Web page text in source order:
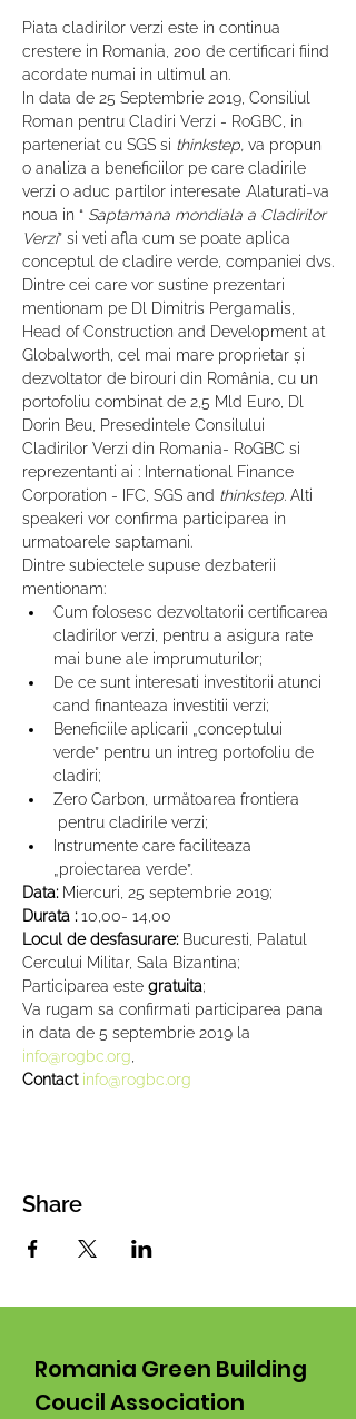
Piata cladirilor verzi este in continua
crestere in Romania, 200 de certificari fiind
acordate numai in ultimul an.
In data de 25 Septembrie 2019, Consiliul
Roman pentru Cladiri Verzi - RoGBC, in
parteneriat cu SGS si thinkstep, va propun
o analiza a beneficiilor pe care cladirile
verzi o aduc partilor interesate .Alaturati-va
noua in “ Saptamana mondiala a Cladirilor
Verzi” si veti afla cum se poate aplica
conceptul de cladire verde, companiei dvs.
Dintre cei care vor sustine prezentari
mentionam pe Dl Dimitris Pergamalis,
Head of Construction and Development at
Globalworth, cel mai mare proprietar și
dezvoltator de birouri din România, cu un
portofoliu combinat de 2,5 Mld Euro, Dl
Dorin Beu, Presedintele Consilului
Cladirilor Verzi din Romania- RoGBC si
reprezentanti ai : International Finance
Corporation - IFC, SGS and thinkstep. Alti
speakeri vor confirma participarea in
urmatoarele saptamani.
Dintre subiectele supuse dezbaterii
mentionam:
Cum folosesc dezvoltatorii certificarea
cladirilor verzi, pentru a asigura rate
mai bune ale imprumuturilor;
De ce sunt interesati investitorii atunci
cand finanteaza investitii verzi;
Beneficiile aplicarii „conceptului
verde” pentru un intreg portofoliu de
cladiri;
Zero Carbon, următoarea frontiera
pentru cladirile verzi;
Instrumente care faciliteaza
„proiectarea verde”.
Data: Miercuri, 25 septembrie 2019;
Durata : 10,00- 14,00
Locul de desfasurare: Bucuresti, Palatul
Cercului Militar, Sala Bizantina;
Participarea este gratuita;
Va rugam sa confirmati participarea pana
in data de 5 septembrie 2019 la
info@rogbc.org
Contact info@rogbc.org
Share
Romania Green Building
Coucil Association